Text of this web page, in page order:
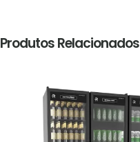
Produtos Relacionados